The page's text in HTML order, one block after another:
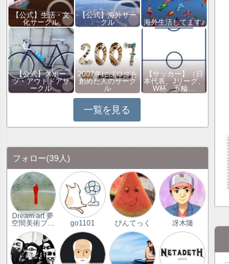
【公式】生活・文
化サークル
【公式】海外サー
クル
海外生活してます♪
【公式】スポー
ツ・アウトドアサ
ークル
2007年にブログを
創めた人のサーク
ル
【サッカー】（日
本代表、Jリーグ、
W杯、五輪…
一覧を見る
フォロー(39人)
Dream art 夢
空間美術ブ…
go1101 びんてっく 冴木隆